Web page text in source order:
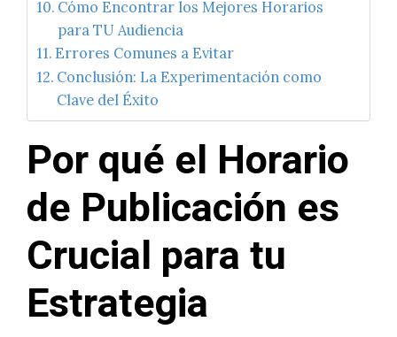
Cómo Encontrar los Mejores Horarios
para TU Audiencia
Errores Comunes a Evitar
Conclusión: La Experimentación como
Clave del Éxito
Por qué el Horario
de Publicación es
Crucial para tu
Estrategia